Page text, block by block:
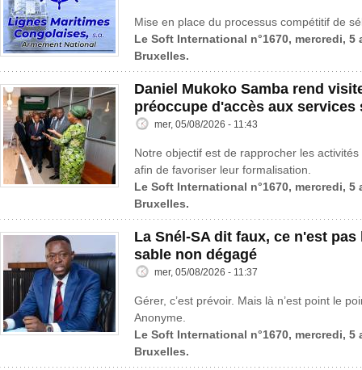
Mise en place du processus compétitif de
Le Soft International n°1670, mercredi, 5
Bruxelles.
Daniel Mukoko Samba rend
préoccupe d'accès aux services
mer, 05/08/2026 - 11:43
Notre objectif est de rapprocher les
afin de favoriser leur formalisation.
Le Soft International n°1670, mercredi, 5
Bruxelles.
La Snél-SA dit faux, ce n'est
sable non dégagé
mer, 05/08/2026 - 11:37
Gérer, c’est prévoir. Mais là n’est point le
Anonyme.
Le Soft International n°1670, mercredi, 5
Bruxelles.